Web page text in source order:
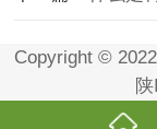
Copyright ©